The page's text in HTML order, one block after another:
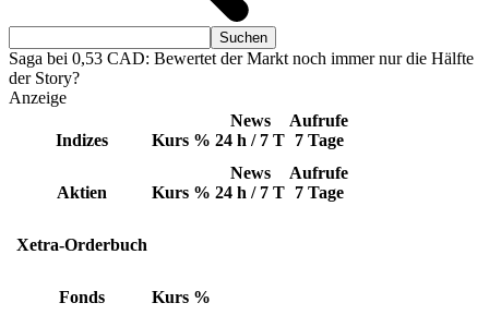
Saga bei 0,53 CAD: Bewertet der Markt noch immer nur die Hälfte
der Story?
Anzeige
Indizes Kurs %
News
24 h / 7 T
Aufrufe
7 Tage
Aktien Kurs %
News
24 h / 7 T
Aufrufe
7 Tage
Xetra-Orderbuch
Fonds Kurs %